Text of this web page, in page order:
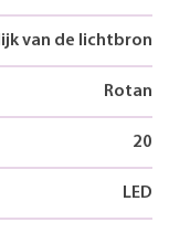
van de lichtbron
Rotan
20
LED